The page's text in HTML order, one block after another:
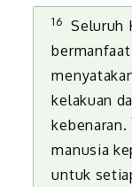
16
Seluruh
kelakuan
kebenaran.
manusia
untuk